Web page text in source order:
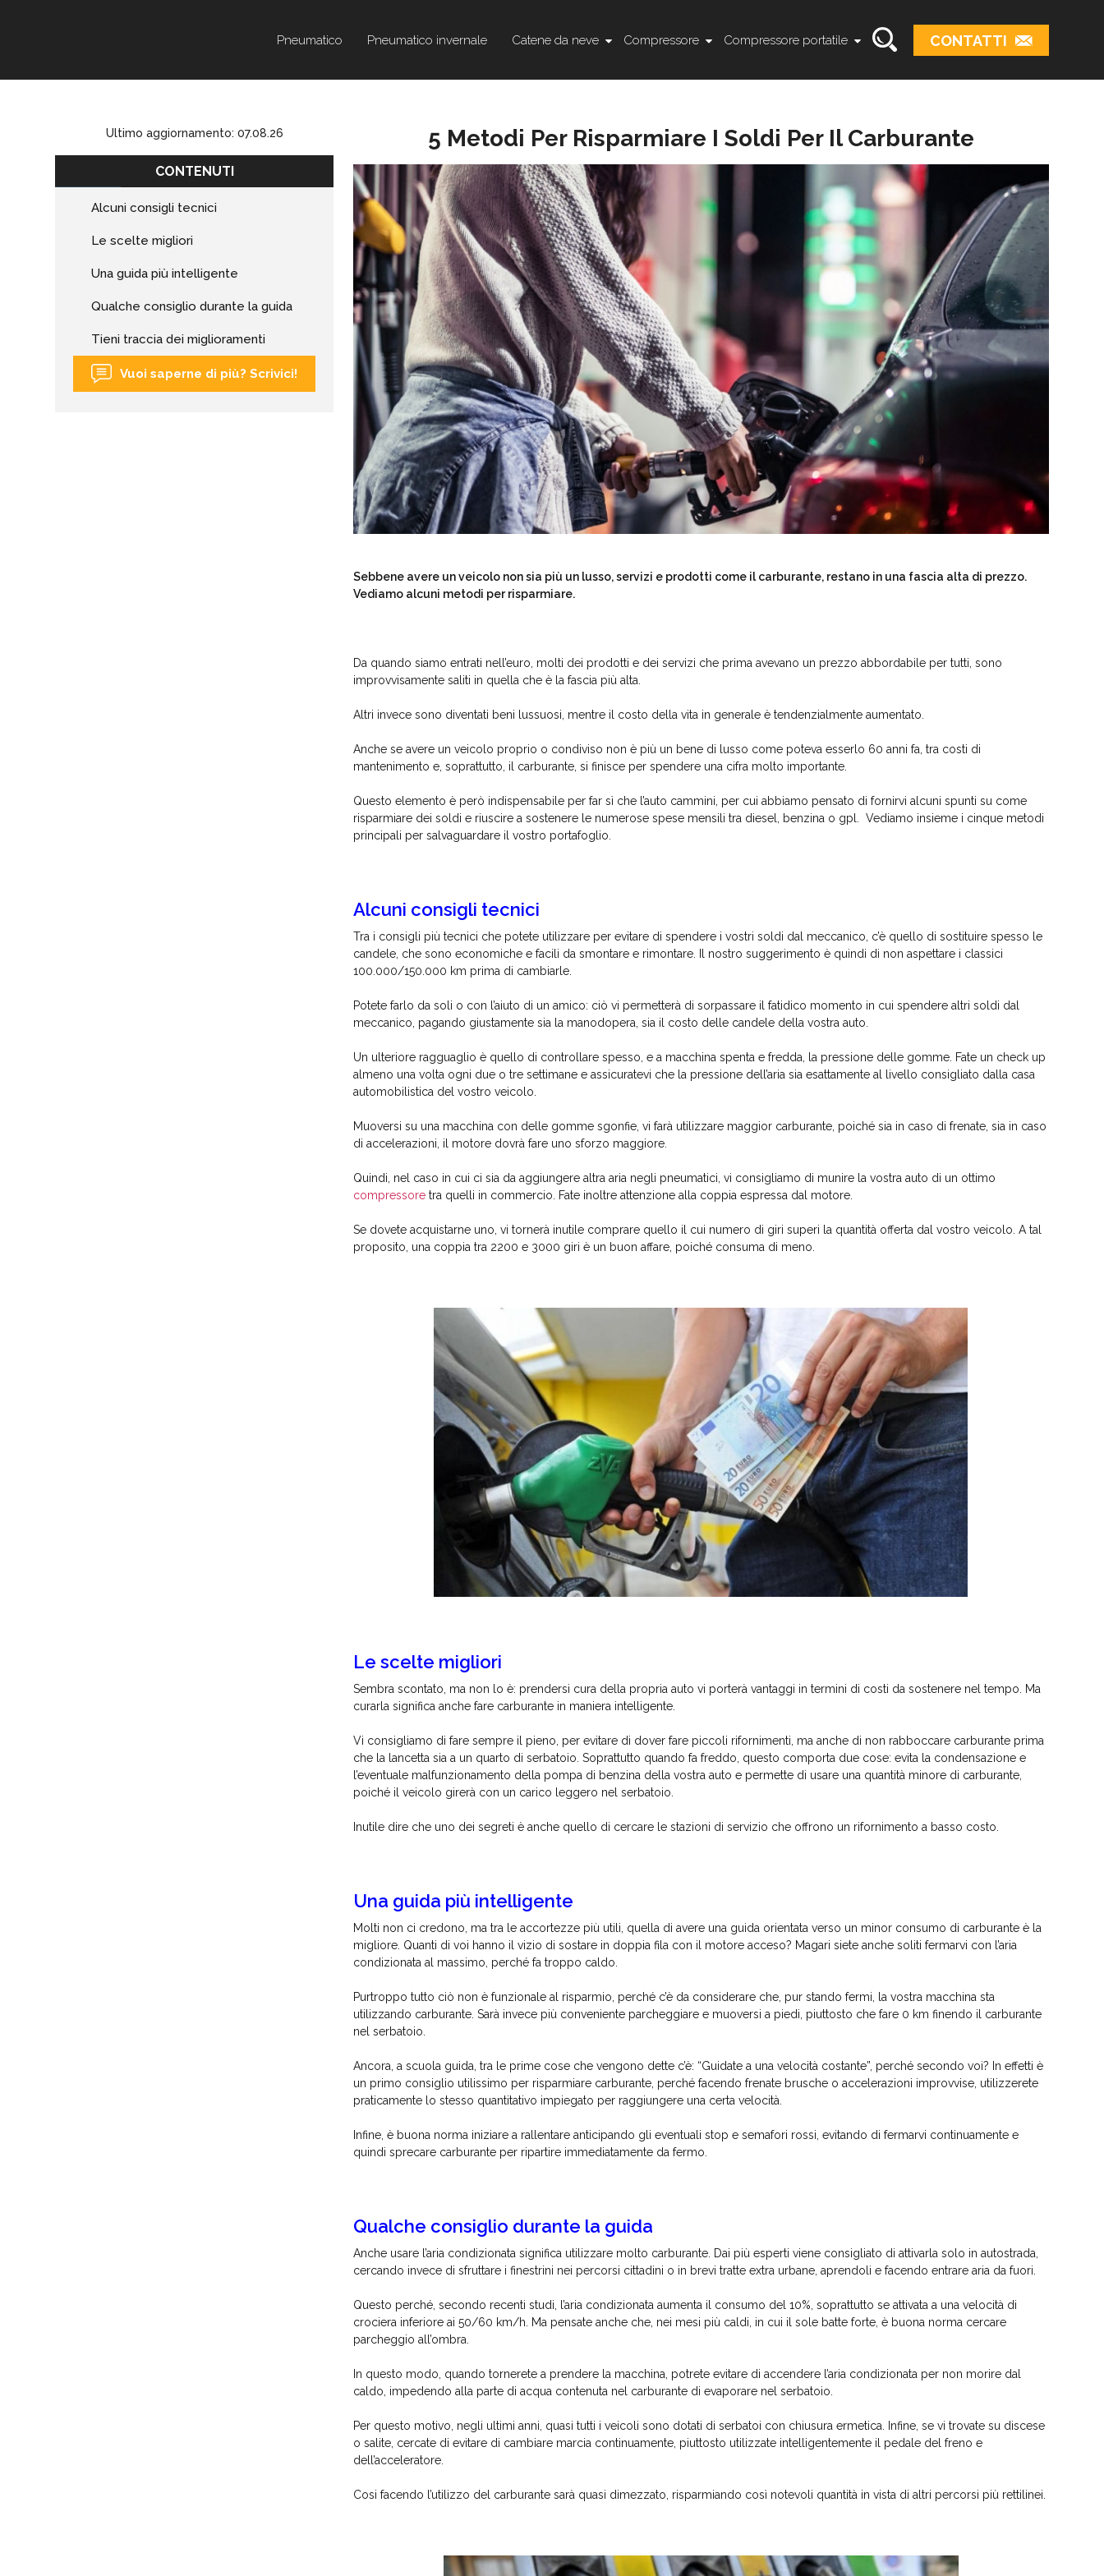
Pneumatico Pneumatico invernale Catene da neve Compressore Compressore portatile CONTATTI
Ultimo aggiornamento: 07.08.26
CONTENUTI
Alcuni consigli tecnici
Le scelte migliori
Una guida più intelligente
Qualche consiglio durante la guida
Tieni traccia dei miglioramenti
Vuoi saperne di più? Scrivici!
5 Metodi Per Risparmiare I Soldi Per Il Carburante
Sebbene avere un veicolo non sia più un lusso, servizi e prodotti come il carburante, restano in una fascia alta di prezzo.
Vediamo alcuni metodi per risparmiare.
Da quando siamo entrati nell’euro, molti dei prodotti e dei servizi che prima avevano un prezzo abbordabile per tutti, sono
improvvisamente saliti in quella che è la fascia più alta.
Altri invece sono diventati beni lussuosi, mentre il costo della vita in generale è tendenzialmente aumentato.
Anche se avere un veicolo proprio o condiviso non è più un bene di lusso come poteva esserlo 60 anni fa, tra costi di
mantenimento e, soprattutto, il carburante, si finisce per spendere una cifra molto importante.
Questo elemento è però indispensabile per far sì che l’auto cammini, per cui abbiamo pensato di fornirvi alcuni spunti su come
risparmiare dei soldi e riuscire a sostenere le numerose spese mensili tra diesel, benzina o gpl.Vediamo insieme i cinque metodi
principali per salvaguardare il vostro portafoglio.
Alcuni consigli tecnici
Tra i consigli più tecnici che potete utilizzare per evitare di spendere i vostri soldi dal meccanico, c’è quello di sostituire spesso le
candele, che sono economiche e facili da smontare e rimontare. Il nostro suggerimento è quindi di non aspettare i classici
100.000/150.000 km prima di cambiarle.
Potete farlo da soli o con l’aiuto di un amico: ciò vi permetterà di sorpassare il fatidico momento in cui spendere altri soldi dal
meccanico, pagando giustamente sia la manodopera, sia il costo delle candele della vostra auto.
Un ulteriore ragguaglio è quello di controllare spesso, e a macchina spenta e fredda, la pressione delle gomme. Fate un check up
almeno una volta ogni due o tre settimane e assicuratevi che la pressione dell’aria sia esattamente al livello consigliato dalla casa
automobilistica del vostro veicolo.
Muoversi su una macchina con delle gomme sgonfie, vi farà utilizzare maggior carburante, poiché sia in caso di frenate, sia in caso
di accelerazioni, il motore dovrà fare uno sforzo maggiore.
Quindi, nel caso in cui ci sia da aggiungere altra aria negli pneumatici, vi consigliamo di munire la vostra auto di un ottimo
compressore tra quelli in commercio. Fate inoltre attenzione alla coppia espressa dal motore.
Se dovete acquistarne uno, vi tornerà inutile comprare quello il cui numero di giri superi la quantità offerta dal vostro veicolo. A tal
proposito, una coppia tra 2200 e 3000 giri è un buon affare, poiché consuma di meno.
Le scelte migliori
Sembra scontato, ma non lo è: prendersi cura della propria auto vi porterà vantaggi in termini di costi da sostenere nel tempo. Ma
curarla significa anche fare carburante in maniera intelligente.
Vi consigliamo di fare sempre il pieno, per evitare di dover fare piccoli rifornimenti, ma anche di non rabboccare carburante prima
che la lancetta sia a un quarto di serbatoio. Soprattutto quando fa freddo, questo comporta due cose: evita la condensazione e
l’eventuale malfunzionamento della pompa di benzina della vostra auto e permette di usare una quantità minore di carburante,
poiché il veicolo girerà con un carico leggero nel serbatoio.
Inutile dire che uno dei segreti è anche quello di cercare le stazioni di servizio che offrono un rifornimento a basso costo.
Una guida più intelligente
Molti non ci credono, ma tra le accortezze più utili, quella di avere una guida orientata verso un minor consumo di carburante è la
migliore. Quanti di voi hanno il vizio di sostare in doppia fila con il motore acceso? Magari siete anche soliti fermarvi con l’aria
condizionata al massimo, perché fa troppo caldo.
Purtroppo tutto ciò non è funzionale al risparmio, perché c’è da considerare che, pur stando fermi, la vostra macchina sta
utilizzando carburante. Sarà invece più conveniente parcheggiare e muoversi a piedi, piuttosto che fare 0 km finendo il carburante
nel serbatoio.
Ancora, a scuola guida, tra le prime cose che vengono dette c’è: “Guidate a una velocità costante”, perché secondo voi? In effetti è
un primo consiglio utilissimo per risparmiare carburante, perché facendo frenate brusche o accelerazioni improvvise, utilizzerete
praticamente lo stesso quantitativo impiegato per raggiungere una certa velocità.
Infine, è buona norma iniziare a rallentare anticipando gli eventuali stop e semafori rossi, evitando di fermarvi continuamente e
quindi sprecare carburante per ripartire immediatamente da fermo.
Qualche consiglio durante la guida
Anche usare l’aria condizionata significa utilizzare molto carburante. Dai più esperti viene consigliato di attivarla solo in autostrada,
cercando invece di sfruttare i finestrini nei percorsi cittadini o in brevi tratte extra urbane, aprendoli e facendo entrare aria da fuori.
Questo perché, secondo recenti studi, l’aria condizionata aumenta il consumo del 10%, soprattutto se attivata a una velocità di
crociera inferiore ai 50/60 km/h. Ma pensate anche che, nei mesi più caldi, in cui il sole batte forte, è buona norma cercare
parcheggio all’ombra.
In questo modo, quando tornerete a prendere la macchina, potrete evitare di accendere l’aria condizionata per non morire dal
caldo, impedendo alla parte di acqua contenuta nel carburante di evaporare nel serbatoio.
Per questo motivo, negli ultimi anni, quasi tutti i veicoli sono dotati di serbatoi con chiusura ermetica. Infine, se vi trovate su discese
o salite, cercate di evitare di cambiare marcia continuamente, piuttosto utilizzate intelligentemente il pedale del freno e
dell’acceleratore.
Cosi facendo l’utilizzo del carburante sarà quasi dimezzato, risparmiando così notevoli quantità in vista di altri percorsi più rettilinei.